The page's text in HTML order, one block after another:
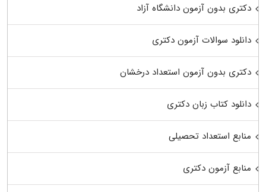
دکتری بدون آزمون دانشگاه آزاد
دانلود سوالات آزمون دکتری
دکتری بدون آزمون استعداد درخشان
دانلود کتاب زبان دکتری
منابع استعداد تحصیلی
منابع آزمون دکتری